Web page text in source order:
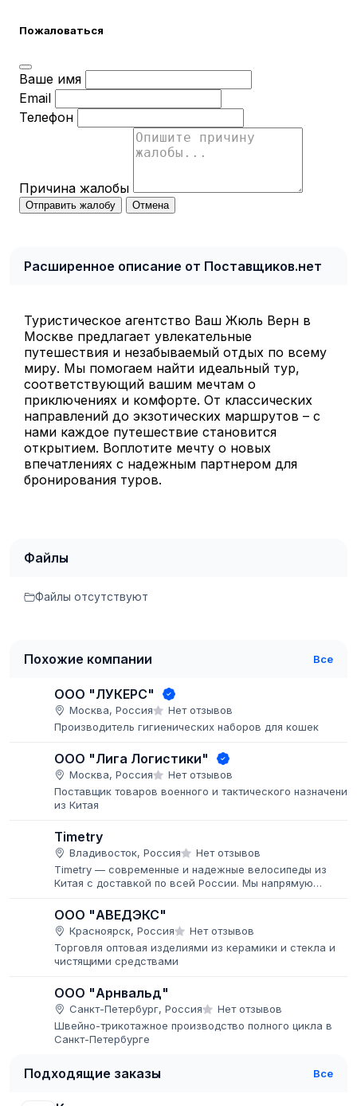
Пожаловаться
Ваше имя
Email
Телефон
Причина жалобы
Отправить жалобу Отмена
Расширенное описание от Поставщиков.нет
Туристическое агентство Ваш Жюль Верн в
Москве предлагает увлекательные
путешествия и незабываемый отдых по всему
миру. Мы помогаем найти идеальный тур,
соответствующий вашим мечтам о
приключениях и комфорте. От классических
направлений до экзотических маршрутов – с
нами каждое путешествие становится
открытием. Воплотите мечту о новых
впечатлениях с надежным партнером для
бронирования туров.
Файлы
Файлы отсутствуют
Похожие компании Все
ООО "ЛУКЕРС"
Москва, Россия
Нет отзывов
Производитель гигиенических наборов для кошек
ООО "Лига Логистики"
Москва, Россия
Нет отзывов
Поставщик товаров военного и тактического назначения
из Китая
Timetry
Владивосток, Россия
Нет отзывов
Timetry — современные и надежные велосипеды из
Китая с доставкой по всей России. Мы напрямую
официальным представителем бренда...
ООО "АВЕДЭКС"
Красноярск, Россия
Нет отзывов
Торговля оптовая изделиями из керамики и стекла и
чистящими средствами
ООО "Арнвальд"
Санкт-Петербург, Россия
Нет отзывов
Швейно-трикотажное производство полного цикла в
Санкт-Петербурге
Подходящие заказы Все